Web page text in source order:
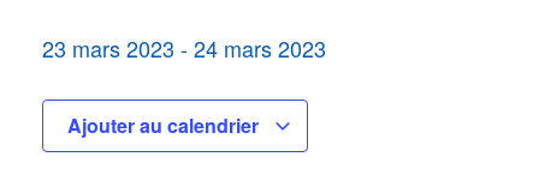
23 mars 2023 -24 mars 2023
Ajouter au calendrier